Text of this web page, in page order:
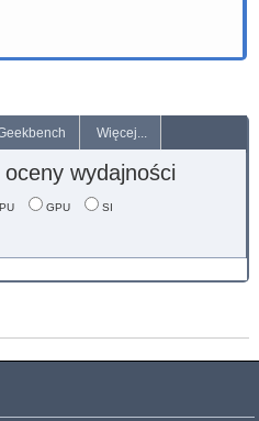
Więcej...
wydajności
GPU SI